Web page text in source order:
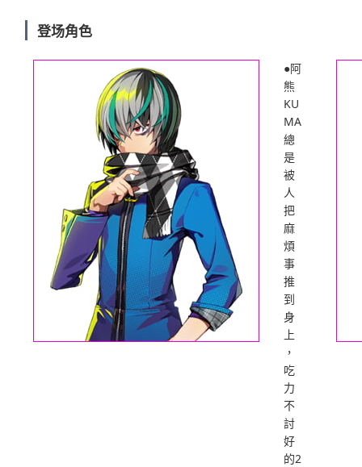
登场角色
●阿
熊
KU
MA
總
是
被
人
把
麻
煩
事
推
到
身
上
，
吃
力
不
討
好
的2